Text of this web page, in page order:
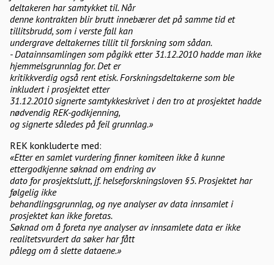
deltakeren har samtykket til. Når
denne kontrakten blir brutt innebærer det på samme tid et
tillitsbrudd, som i verste fall kan
undergrave deltakernes tillit til forskning som sådan.
- Datainnsamlingen som pågikk etter 31.12.2010 hadde man ikke
hjemmelsgrunnlag for. Det er
kritikkverdig også rent etisk. Forskningsdeltakerne som ble
inkludert i prosjektet etter
31.12.2010 signerte samtykkeskrivet i den tro at prosjektet hadde
nødvendig REK-godkjenning,
og signerte således på feil grunnlag.»
REK konkluderte med:
«Etter en samlet vurdering finner komiteen ikke å kunne
ettergodkjenne søknad om endring av
dato for prosjektslutt, jf. helseforskningsloven §5. Prosjektet har
følgelig ikke
behandlingsgrunnlag, og nye analyser av data innsamlet i
prosjektet kan ikke foretas.
Søknad om å foreta nye analyser av innsamlete data er ikke
realitetsvurdert da søker har fått
pålegg om å slette dataene.»